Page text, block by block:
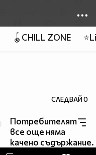
🪀CHILL ZONE
СЛЕДВАЙ0
Потребителят
все още няма
качено съдържание.